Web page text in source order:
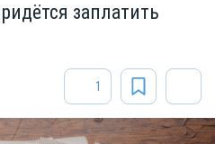
заплатить
1